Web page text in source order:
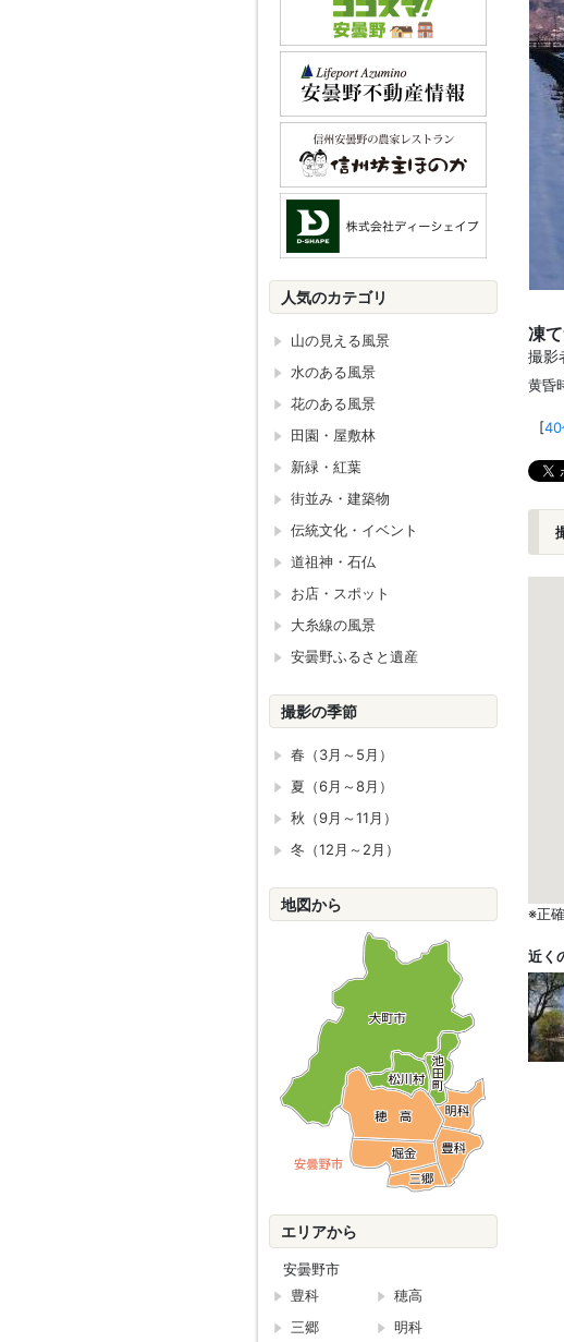
凍
撮
黄昏
[40
※正
近く
人気のカテゴリ
山の見える風景
水のある風景
花のある風景
田園・屋敷林
新緑・紅葉
街並み・建築物
伝統文化・イベント
道祖神・石仏
お店・スポット
大糸線の風景
安曇野ふるさと遺産
撮影の季節
春（3月～5月）
夏（6月～8月）
秋（9月～11月）
冬（12月～2月）
地図から
エリアから
安曇野市
豊科
穂高
三郷
明科